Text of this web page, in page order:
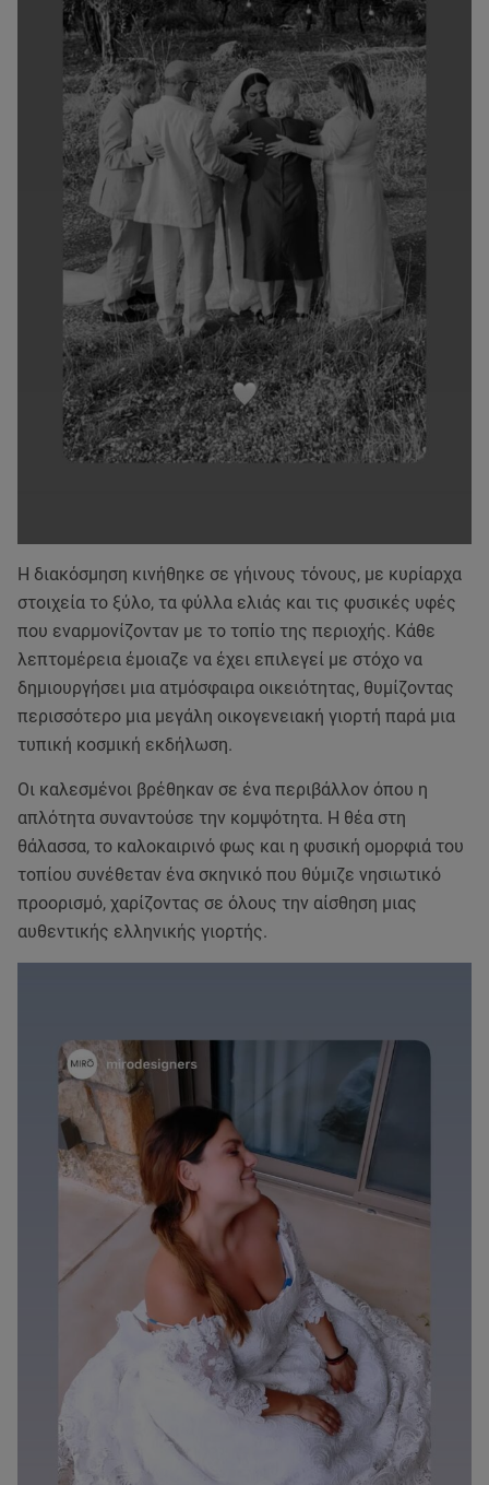
Η διακόσμηση κινήθηκε σε γήινους τόνους, με κυρίαρχα
στοιχεία το ξύλο, τα φύλλα ελιάς και τις φυσικές υφές
που εναρμονίζονταν με το τοπίο της περιοχής. Κάθε
λεπτομέρεια έμοιαζε να έχει επιλεγεί με στόχο να
δημιουργήσει μια ατμόσφαιρα οικειότητας, θυμίζοντας
περισσότερο μια μεγάλη οικογενειακή γιορτή παρά μια
τυπική κοσμική εκδήλωση.
Οι καλεσμένοι βρέθηκαν σε ένα περιβάλλον όπου η
απλότητα συναντούσε την κομψότητα. Η θέα στη
θάλασσα, το καλοκαιρινό φως και η φυσική ομορφιά του
τοπίου συνέθεταν ένα σκηνικό που θύμιζε νησιωτικό
προορισμό, χαρίζοντας σε όλους την αίσθηση μιας
αυθεντικής ελληνικής γιορτής.